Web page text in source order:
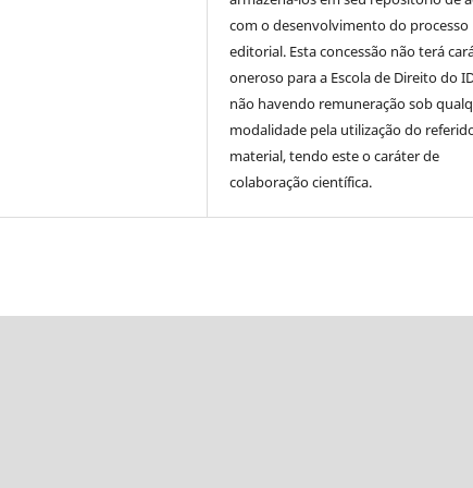
com o desenvolvimento do processo
editorial. Esta concessão não terá
oneroso para a Escola de Direito do
não havendo remuneração sob
modalidade pela utilização do
material, tendo este o caráter de
colaboração científica.